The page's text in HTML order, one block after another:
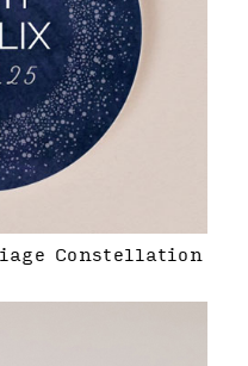
Constellation